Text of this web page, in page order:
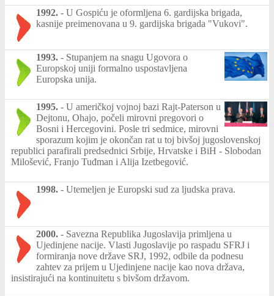
1992. - U Gospiću je oformljena 6. gardijska brigada,
kasnije preimenovana u 9. gardijska brigada "Vukovi".
1993. - Stupanjem na snagu Ugovora o
Europskoj uniji formalno uspostavljena
Europska unija.
1995. - U američkoj vojnoj bazi Rajt-Paterson u
Dejtonu, Ohajo, počeli mirovni pregovori o
Bosni i Hercegovini. Posle tri sedmice, mirovni
sporazum kojim je okončan rat u toj bivšoj jugoslovenskoj
republici parafirali predsednici Srbije, Hrvatske i BiH - Slobodan
Milošević, Franjo Tuđman i Alija Izetbegović.
1998. - Utemeljen je Europski sud za ljudska prava.
2000. - Savezna Republika Jugoslavija primljena u
Ujedinjene nacije. Vlasti Jugoslavije po raspadu SFRJ i
formiranja nove države SRJ, 1992, odbile da podnesu
zahtev za prijem u Ujedinjene nacije kao nova država,
insistirajući na kontinuitetu s bivšom državom.